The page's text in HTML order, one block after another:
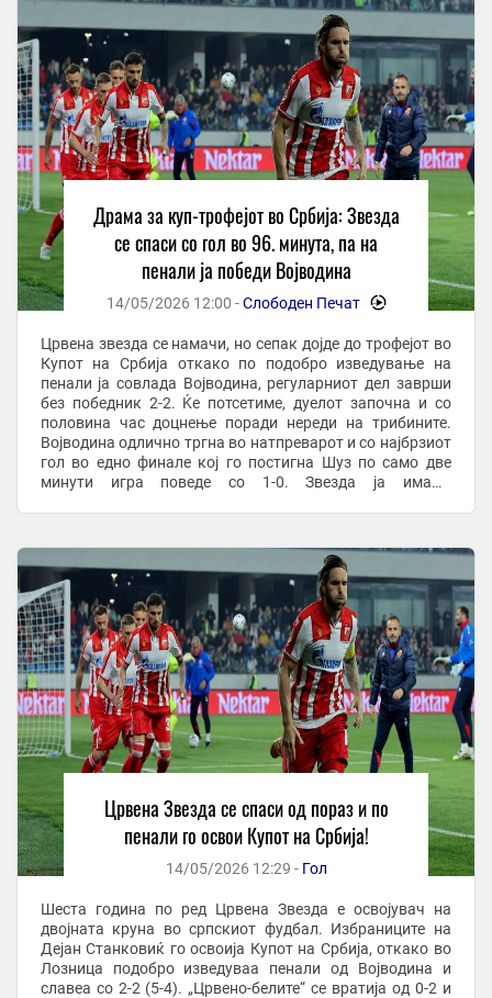
Драма за куп-трофејот во Србија: Звезда
се спаси со гол во 96. минута, па на
пенали ја победи Војводина
14/05/2026 12:00 -Слободен Печат -
Црвена звезда се намачи, но сепак дојде до трофејот во
Купот на Србија откако по подобро изведување на
пенали ја совлада Војводина, регуларниот дел заврши
без победник 2-2. Ќе потсетиме, дуелот започна и со
половина час доцнење поради нереди на трибините.
Војводина одлично тргна во натпреварот и со најбрзиот
гол во едно финале кој го постигна Шуз по само две
минути игра поведе со 1-0. Звезда ја имаше
Црвена Звезда се спаси од пораз и по
пенали го освои Купот на Србија!
14/05/2026 12:29 - Гол
Шеста година по ред Црвена Звезда е освојувач на
двојната круна во српскиот фудбал. Избраниците на
Дејан Станковиќ го освоија Купот на Србија, откако во
Лозница подобро изведуваа пенали од Војводина и
славеа со 2-2 (5-4). „Црвено-белите“ се вратија од 0-2 и